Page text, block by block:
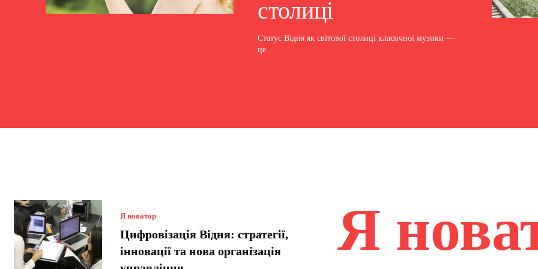
столиці
Статус Відня як світової столиці класичної музики —
це...
Я новатор
Цифровізація Відня: стратегії,
інновації та нова організація
Я